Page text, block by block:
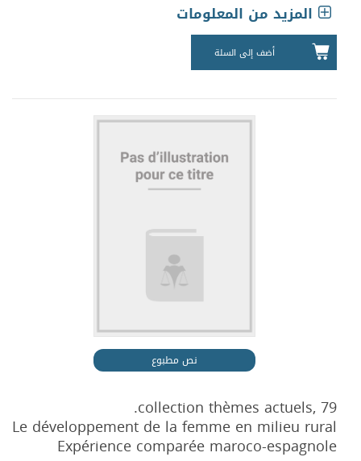
المزيد من المعلومات
أضف إلى السلة
نص مطبوع
collection thèmes actuels, 79.
Le développement de la femme en milieu rural
Expérience comparée maroco-espagnole